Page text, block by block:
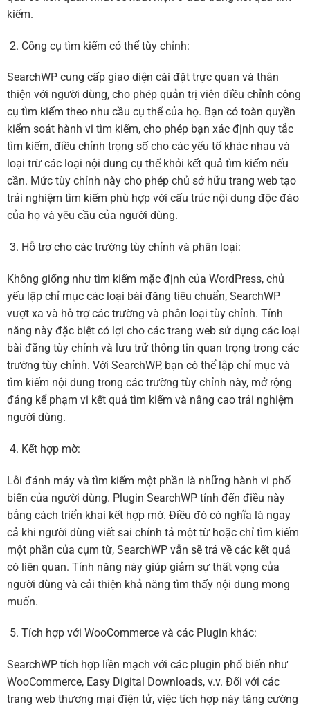
kiếm.
Công cụ tìm kiếm có thể tùy chỉnh:
SearchWP cung cấp giao diện cài đặt trực quan và thân
thiện với người dùng, cho phép quản trị viên điều chỉnh công
cụ tìm kiếm theo nhu cầu cụ thể của họ. Bạn có toàn quyền
kiểm soát hành vi tìm kiếm, cho phép bạn xác định quy tắc
tìm kiếm, điều chỉnh trọng số cho các yếu tố khác nhau và
loại trừ các loại nội dung cụ thể khỏi kết quả tìm kiếm nếu
cần. Mức tùy chỉnh này cho phép chủ sở hữu trang web tạo
trải nghiệm tìm kiếm phù hợp với cấu trúc nội dung độc đáo
của họ và yêu cầu của người dùng.
Hỗ trợ cho các trường tùy chỉnh và phân loại:
Không giống như tìm kiếm mặc định của WordPress, chủ
yếu lập chỉ mục các loại bài đăng tiêu chuẩn, SearchWP
vượt xa và hỗ trợ các trường và phân loại tùy chỉnh. Tính
năng này đặc biệt có lợi cho các trang web sử dụng các loại
bài đăng tùy chỉnh và lưu trữ thông tin quan trọng trong các
trường tùy chỉnh. Với SearchWP, bạn có thể lập chỉ mục và
tìm kiếm nội dung trong các trường tùy chỉnh này, mở rộng
đáng kể phạm vi kết quả tìm kiếm và nâng cao trải nghiệm
người dùng.
Kết hợp mờ:
Lỗi đánh máy và tìm kiếm một phần là những hành vi phổ
biến của người dùng. Plugin SearchWP tính đến điều này
bằng cách triển khai kết hợp mờ. Điều đó có nghĩa là ngay
cả khi người dùng viết sai chính tả một từ hoặc chỉ tìm kiếm
một phần của cụm từ, SearchWP vẫn sẽ trả về các kết quả
có liên quan. Tính năng này giúp giảm sự thất vọng của
người dùng và cải thiện khả năng tìm thấy nội dung mong
muốn.
Tích hợp với WooCommerce và các Plugin khác:
SearchWP tích hợp liền mạch với các plugin phổ biến như
WooCommerce, Easy Digital Downloads, v.v. Đối với các
trang web thương mại điện tử, việc tích hợp này tăng cường